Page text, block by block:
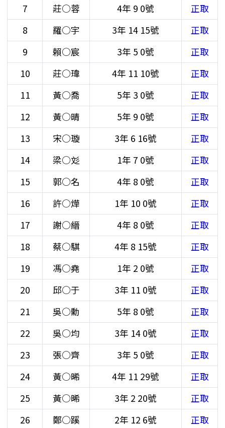
7
莊○蓉 4年 9 0號
正取
8
羅○宇 3年 14 15號
正取
9
賴○宸 3年 5 0號
正取
10
莊○瑋 4年 11 10號
正取
11
黃○喬 5年 3 0號
正取
12
黃○晴 5年 9 0號
正取
13
宋○璇 3年 6 16號
正取
14
梁○彣 1年 7 0號
正取
15
郭○名 4年 8 0號
正取
16
許○燁 1年 10 0號
正取
17
謝○縉 4年 8 0號
正取
18
蔡○騏 4年 8 15號
正取
19
馮○堯 1年 2 0號
正取
20
邱○于 3年 11 0號
正取
21
吳○勳 5年 8 0號
正取
22
吳○均 3年 14 0號
正取
23
張○齊 3年 5 0號
正取
24
黃○晞 4年 11 29號
正取
25
黃○晞 3年 2 20號
正取
26
鄭○蹊 2年 12 6號
正取